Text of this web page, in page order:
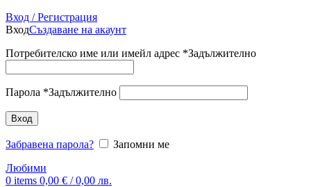
Вход / Регистрация
ВходСъздаване на акаунт
Потребителско име или имейл адрес *Задължително
Парола *Задължително
Вход
Забравена парола?
Запомни ме
Любими
0 items 0,00 € / 0,00 лв.